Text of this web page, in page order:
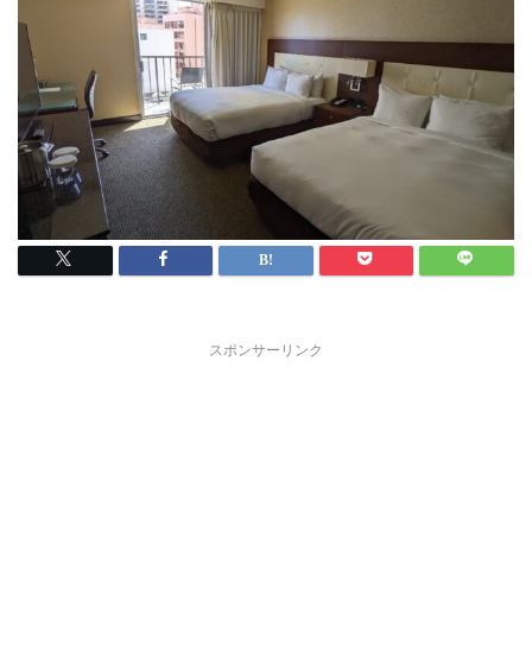
スポンサーリンク